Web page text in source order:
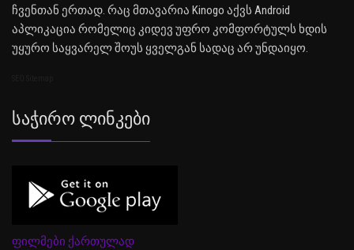
ჩვენთან ერთად. რაც მთავარია Kinogo აქვს Android
აპლიკაცია რომელიც კიდევ უფრო კომფორტულს ხდის
უყურო საყვარელ შოუს ყველგან სადაც არ უნდაიყო.
Საჭირო Ლინკები
ფილმები ქართულად